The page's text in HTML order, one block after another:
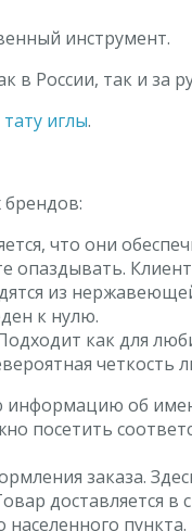
инструмент.
в России, так и за
тату иглы.
что они
опаздывать.
из
к нулю.
как для
четкость
информацию об
посетить
заказа.
доставляется в
пункта.